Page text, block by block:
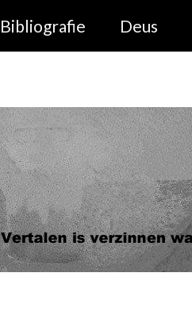
Bibliografie Deus